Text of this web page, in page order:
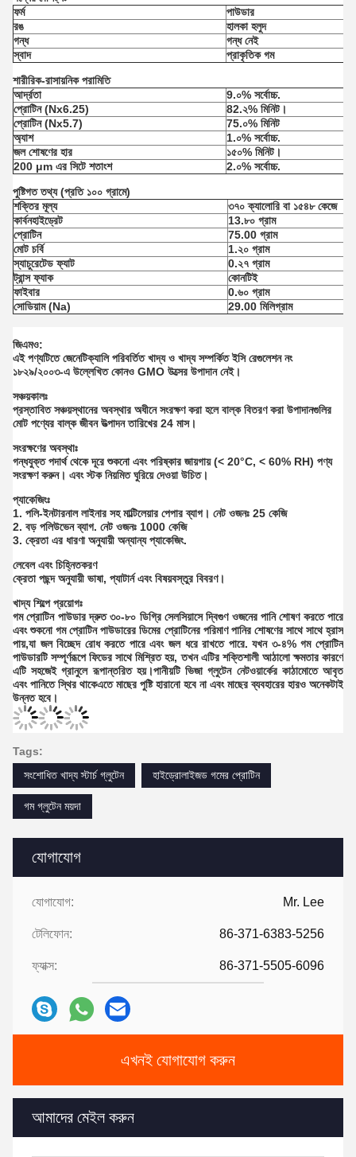
যোগাযোগ
যোগাযোগ: Mr. Lee
টেলিফোন: 86-371-6383-5256
ফ্যাক্স: 86-371-5505-6096
এখনই যোগাযোগ করুন
আমাদের মেইল করুন
ফর্ম
পাউডার
রঙ
হালকা হলুদ
গন্ধ
গন্ধ নেই
স্বাদ
প্রাকৃতিক গম
শারীরিক-রাসায়নিক পরামিতি
আর্দ্রতা
9.০% সর্বোচ্চ.
প্রোটিন (Nx6.25)
82.২% মিনিট।
প্রোটিন (Nx5.7)
75.০% মিনিট
অ্যাশ
1.০% সর্বোচ্চ.
জল শোষণের হার
১৫০% মিনিট।
200 μm এর সিটে শতাংশ
2.০% সর্বোচ্চ.
পুষ্টিগত তথ্য (প্রতি ১০০ গ্রামে)
শক্তির মূল্য
৩৭০ ক্যালোরি বা ১৫৪৮ কেজে
কার্বনহাইড্রেট
13.৮০ গ্রাম
প্রোটিন
75.00 গ্রাম
মোট চর্বি
1.২০ গ্রাম
স্যাচুরেটেড ফ্যাট
0.২৭ গ্রাম
ট্রান্স ফ্যাক
কোনটিই
ফাইবার
0.৬০ গ্রাম
সোডিয়াম (Na)
29.00 মিলিগ্রাম
জিএমও:
এই পণ্যটিতে জেনেটিক্যালি পরিবর্তিত খাদ্য ও খাদ্য সম্পর্কিত ইসি রেগুলেশন নং
১৮২৯/২০০৩-এ উল্লেখিত কোনও GMO উত্সের উপাদান নেই।
সঞ্চয়কালঃ
প্রস্তাবিত সঞ্চয়স্থানের অবস্থার অধীনে সংরক্ষণ করা হলে বাল্ক বিতরণ করা উপাদানগুলির
মোট পণ্যের বাল্ক জীবন উত্পাদন তারিখের 24 মাস।
সংরক্ষণের অবস্থাঃ
গন্ধযুক্ত পদার্থ থেকে দূরে শুকনো এবং পরিষ্কার জায়গায় (< 20°C, < 60% RH) পণ্য
সংরক্ষণ করুন। এবং স্টক নিয়মিত ঘুরিয়ে দেওয়া উচিত।
প্যাকেজিংঃ
1. পলি-ইনটারনাল লাইনার সহ মাল্টিলেয়ার পেপার ব্যাগ। নেট ওজনঃ 25 কেজি
2. বড় পলিউভেন ব্যাগ. নেট ওজনঃ 1000 কেজি
3. ক্রেতা এর ধারণা অনুযায়ী অন্যান্য প্যাকেজিং.
লেবেল এবং চিহ্নিতকরণ
ক্রেতা পছন্দ অনুযায়ী ভাষা, প্যাটার্ন এবং বিষয়বস্তুর বিবরণ।
খাদ্য শিল্পে প্রয়োগঃ
গম প্রোটিন পাউডার দ্রুত ৩০-৮০ ডিগ্রি সেলসিয়াসে দ্বিগুণ ওজনের পানি শোষণ করতে পারে
এবং শুকনো গম প্রোটিন পাউডারের ডিমের প্রোটিনের পরিমাণ পানির শোষণের সাথে সাথে হ্রাস
পায়,যা জল বিচ্ছেদ রোধ করতে পারে এবং জল ধরে রাখতে পারে. যখন ৩-৪% গম প্রোটিন
পাউডারটি সম্পূর্ণরূপে ফিডের সাথে মিশ্রিত হয়, তখন এটির শক্তিশালী আঠালো ক্ষমতার কারণে
এটি সহজেই গ্রানুলে রূপান্তরিত হয়।পানীয়টি ভিজা গ্লুটেন নেটওয়ার্কের কাঠামোতে আবৃত
এবং পানিতে স্থির থাকেএতে মাছের পুষ্টি হারানো হবে না এবং মাছের ব্যবহারের হারও অনেকটাই
উন্নত হবে।
Tags:
সংশোধিত খাদ্য স্টার্চ গ্লুটেন
হাইড্রোলাইজড গমের প্রোটিন
গম গ্লুটেন ময়দা